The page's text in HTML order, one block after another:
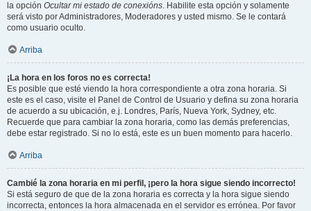
la opción Ocultar mi estado de conexións. Habilite esta opción y solamente
será visto por Administradores, Moderadores y usted mismo. Se le contará
como usuario oculto.
Arriba
¡La hora en los foros no es correcta!
Es posible que esté viendo la hora correspondiente a otra zona horaria. Si
este es el caso, visite el Panel de Control de Usuario y defina su zona horaria
de acuerdo a su ubicación, e.j. Londres, París, Nueva York, Sydney, etc.
Recuerde que para cambiar la zona horaria, como las demás preferencias,
debe estar registrado. Si no lo está, este es un buen momento para hacerlo.
Arriba
Cambié la zona horaria en mi perfil, ¡pero la hora sigue siendo incorrecto!
Si está seguro de que de la zona horaria es correcta y la hora sigue siendo
incorrecta, entonces la hora almacenada en el servidor es errónea. Por favor